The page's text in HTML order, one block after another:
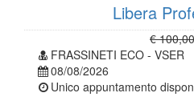
Libera
€
FRASSINETI ECO - VSER
08/08/2026
Unico appuntamento